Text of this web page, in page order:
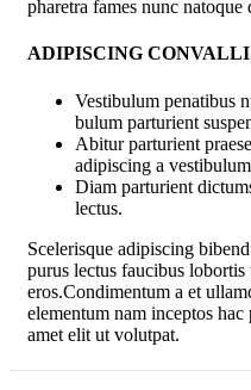
pharetra fames nunc natoque
ADIPISCING
Vestibulum penatibus
bulum parturient
Abitur parturient
adipiscing a
Diam parturient
lectus.
Scelerisque adipiscing
purus lectus faucibus
eros.Condimentum a et
elementum nam inceptos
amet elit ut volutpat.